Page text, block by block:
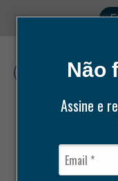
Não
Assine e